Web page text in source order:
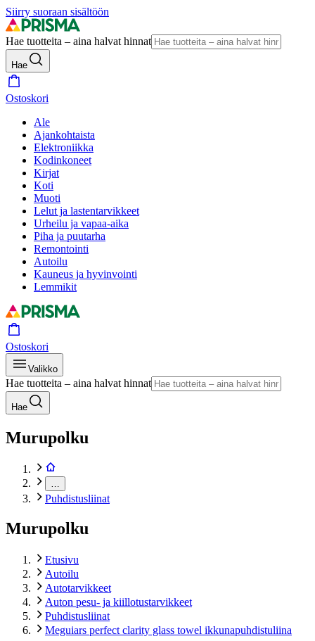
Siirry suoraan sisältöön
Hae tuotteita – aina halvat hinnat
Hae
Ostoskori
Ale
Ajankohtaista
Elektroniikka
Kodinkoneet
Kirjat
Koti
Muoti
Lelut ja lastentarvikkeet
Urheilu ja vapaa-aika
Piha ja puutarha
Remontointi
Autoilu
Kauneus ja hyvinvointi
Lemmikit
Ostoskori
Valikko
Hae tuotteita – aina halvat hinnat
Hae
Murupolku
Puhdistusliinat
Murupolku
Etusivu
Autoilu
Autotarvikkeet
Auton pesu- ja kiillotustarvikkeet
Puhdistusliinat
Meguiars perfect clarity glass towel ikkunapuhdistuliina